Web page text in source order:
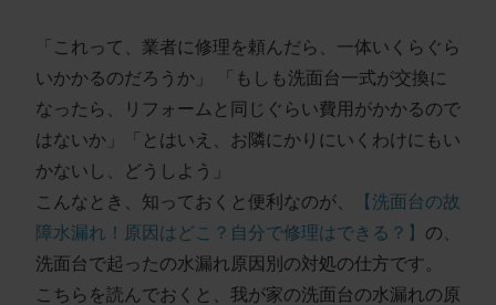
「これって、業者に修理を頼んだら、一体いくらぐら
いかかるのだろうか」 「もしも洗面台一式が交換に
なったら、リフォームと同じぐらい費用がかかるので
はないか」「とはいえ、お隣にかりにいくわけにもい
かないし、どうしよう」
こんなとき、知っておくと便利なのが、
【洗面台の故
障水漏れ！原因はどこ？自分で修理はできる？】 の、
洗面台で起ったの水漏れ原因別の対処の仕方です。
こちらを読んでおくと、我が家の洗面台の水漏れの原